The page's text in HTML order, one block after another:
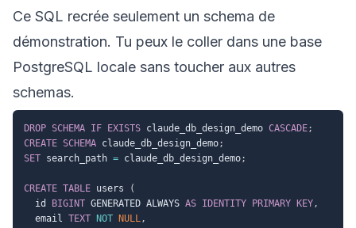
Ce SQL recrée seulement un schema de
démonstration. Tu peux le coller dans une base
PostgreSQL locale sans toucher aux autres
schemas.
DROP SCHEMA IF EXISTS claude_db_design_demo CASCADE;
CREATE SCHEMA claude_db_design_demo;
SET search_path = claude_db_design_demo;
CREATE TABLE users
(
  id
BIGINT GENERATED ALWAYS AS IDENTITY PRIMARY KEY,
  email
TEXT NOT NULL,